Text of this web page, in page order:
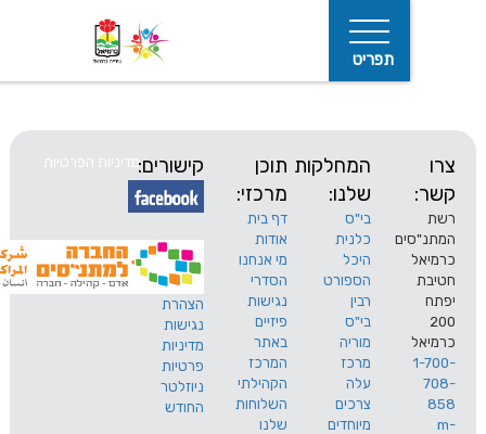
המחלקות
שלנו:
בי"ס
כלנית
היכל
הספורט
רבין
בי"ס
מוריה
מרכז
עלה
צרכים
מיוחדים
תוכן
מרכזי:
דף בית
אודות
מי אנחנו
הסדרי
נגישות
פיזיים
באתר
המרכז
הקהילתי
השלוחות
שלנו
קישורים:
הצהרת
נגישות
מדיניות
פרטיות
ניוזלטר
החודש
מדיניות הפרטיות